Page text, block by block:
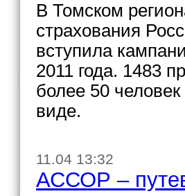
В Томском
страхования
вступила
2011 года. 1483
более 50
виде.
11.04 13:32
АССОР –